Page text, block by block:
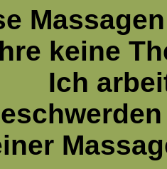
keine
Ich